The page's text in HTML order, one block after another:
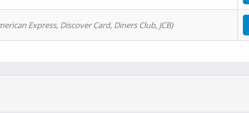
Express, Discover Card, Diners Club, JCB)